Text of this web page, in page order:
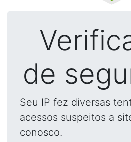
de
Seu IP fez diversas
acessos suspeitos a
conosco.